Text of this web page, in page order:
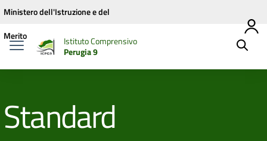
Vai ai contenuti
Vai al menu di navigazione
Vai al footer
Ministero dell'Istruzione e del
Merito
Istituto Comprensivo
Perugia 9
Standard